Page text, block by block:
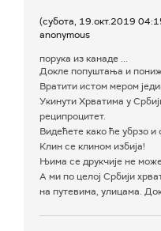
(субота, 19.окт.2019
anonymous
порука из канаде ...
Докле попуштања и
Вратити истом мером
Укинути Хрватима у
реципроцитет.
Видећете како ће убрзо и
Клин се клином избија!
Њима се друкчије не
А ми по целој Србији
на путевима, улицама.